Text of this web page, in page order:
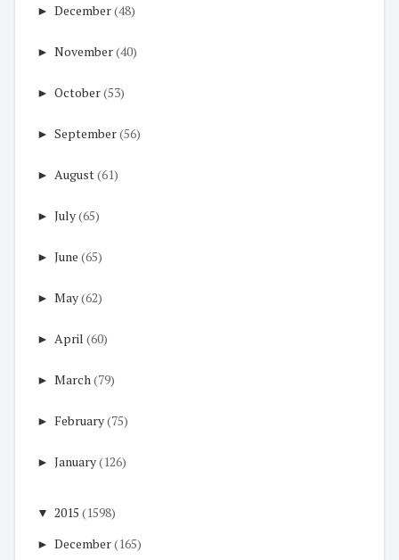
► December(48)
► November(40)
► October(53)
► September(56)
► August(61)
► July(65)
► June (65)
► May(62)
► April (60)
► March(79)
► February(75)
► January(126)
▼ 2015 (1598)
► December(165)